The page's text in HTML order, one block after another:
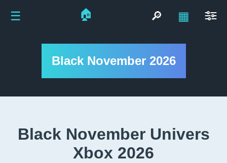
Black November 2026
Black November Univers
Xbox 2026
☰ 🏠 🔎 ▦